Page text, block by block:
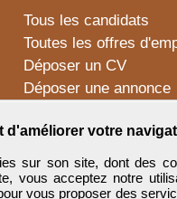
d'améliorer votre
sur son site, dont des
vous acceptez notre
vous proposer des
Tous les candidats
Toutes les offres
Déposer un CV
Déposer une annonce